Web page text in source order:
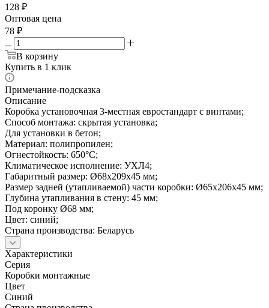
128 ₽
Оптовая цена
78 ₽
В корзину
Купить в 1 клик
Примечание-подсказка
Описание
Коробка установочная 3-местная евростандарт с винтами;
Способ монтажа: скрытая установка;
Для установки в бетон;
Материал: полипропилен;
Огнестойкость: 650°С;
Климатическое исполнение: УХЛ4;
Габаритный размер: Ø68х209х45 мм;
Размер задней (утапливаемой) части коробки: Ø65х206х45 мм;
Глубина утапливания в стену: 45 мм;
Под коронку Ø68 мм;
Цвет: синий;
Страна производства: Беларусь
Характеристики
Серия
Коробки монтажные
Цвет
Синий